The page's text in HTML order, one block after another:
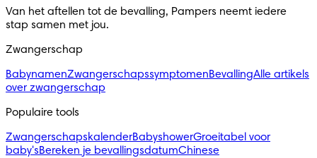
Van het aftellen tot de bevalling, Pampers neemt iedere
stap samen met jou.
Zwangerschap
BabynamenZwangerschapssymptomenBevallingAlle artikels
over zwangerschap
Populaire tools
ZwangerschapskalenderBabyshowerGroeitabel voor
baby'sBereken je bevallingsdatumChinese